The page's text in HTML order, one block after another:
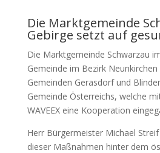
Die Marktgemeinde
Gebirge setzt auf
Die Marktgemeinde Schwarzau
Gemeinde im Bezirk
Gemeinden Gerasdorf und
Gemeinde Österreichs, welche
WAVEEX eine Kooperation
Herr Bürgermeister Michael
dieser Maßnahmen hinter dem